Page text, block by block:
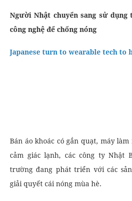
Người Nhật chuyển sang sử dụng
công nghệ để chống nóng
Japanese turn to wearable tech to
Bán áo khoác có gắn quạt, máy
cảm giác lạnh, các công ty Nhật
trường đang phát triển với các
giải quyết cái nóng mùa hè.